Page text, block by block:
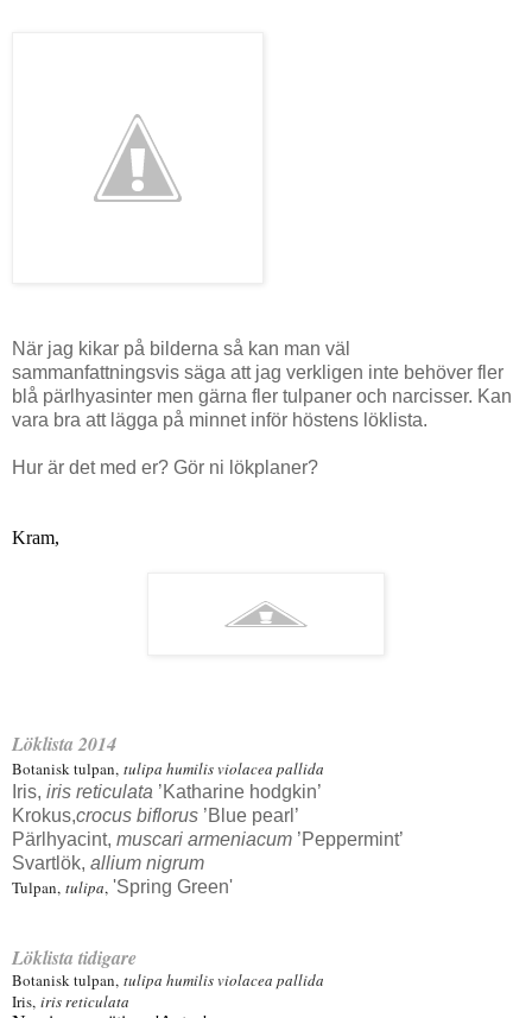
När jag kikar på bilderna så kan man väl
sammanfattningsvis säga att jag verkligen inte behöver fler
blå pärlhyasinter men gärna fler tulpaner och narcisser. Kan
vara bra att lägga på minnet inför höstens löklista.
Hur är det med er? Gör ni lökplaner?
Kram,
Löklista 2014
Botanisk tulpan, tulipa humilis violacea pallida
Iris, iris reticulata ’Katharine hodgkin’
Krokus,crocus biflorus ’Blue pearl’
Pärlhyacint, muscari armeniacum ’Peppermint’
Svartlök, allium nigrum
Tulpan, tulipa, 'Spring Green'
Löklista tidigare
Botanisk tulpan, tulipa humilis violacea pallida
Iris, iris reticulata